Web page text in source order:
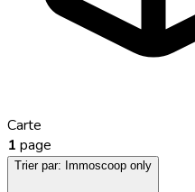
Carte
1 page
Trier par: Immoscoop only